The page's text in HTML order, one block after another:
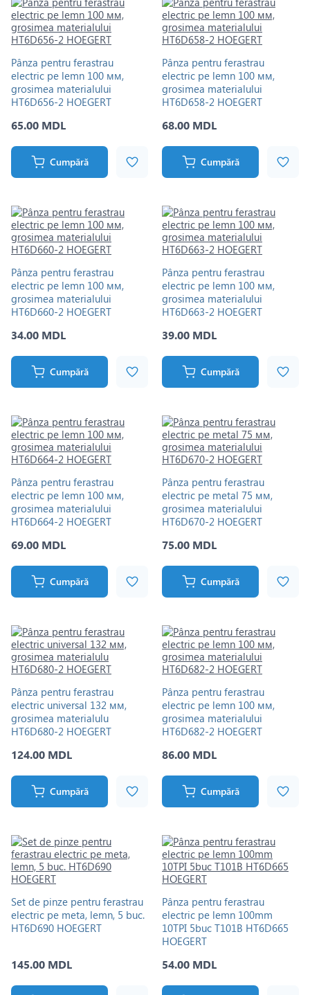
Pânza pentru ferastrau
electric pe lemn 100 мм,
grosimea materialului
HT6D656-2 HOEGERT
65.00 MDL
Cumpără
Pânza pentru ferastrau
electric pe lemn 100 мм,
grosimea materialului
HT6D658-2 HOEGERT
68.00 MDL
Cumpără
Pânza pentru ferastrau
electric pe lemn 100 мм,
grosimea materialului
HT6D660-2 HOEGERT
34.00 MDL
Cumpără
Pânza pentru ferastrau
electric pe lemn 100 мм,
grosimea materialului
HT6D663-2 HOEGERT
39.00 MDL
Cumpără
Pânza pentru ferastrau
electric pe lemn 100 мм,
grosimea materialului
HT6D664-2 HOEGERT
69.00 MDL
Cumpără
Pânza pentru ferastrau
electric pe metal 75 мм,
grosimea materialului
HT6D670-2 HOEGERT
75.00 MDL
Cumpără
Pânza pentru ferastrau
electric universal 132 мм,
grosimea materialulu
HT6D680-2 HOEGERT
124.00 MDL
Cumpără
Pânza pentru ferastrau
electric pe lemn 100 мм,
grosimea materialului
HT6D682-2 HOEGERT
86.00 MDL
Cumpără
Set de pinze pentru ferastrau
electric pe meta, lemn, 5 buc.
HT6D690 HOEGERT
145.00 MDL
Pânza pentru ferastrau
electric pe lemn 100mm
10TPI 5buc T101B HT6D665
HOEGERT
54.00 MDL